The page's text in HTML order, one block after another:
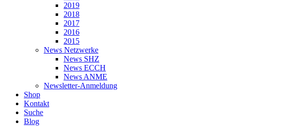
2019
2018
2017
2016
2015
News Netzwerke
News SHZ
News ECCH
News ANME
Newsletter-Anmeldung
Shop
Kontakt
Suche
Blog